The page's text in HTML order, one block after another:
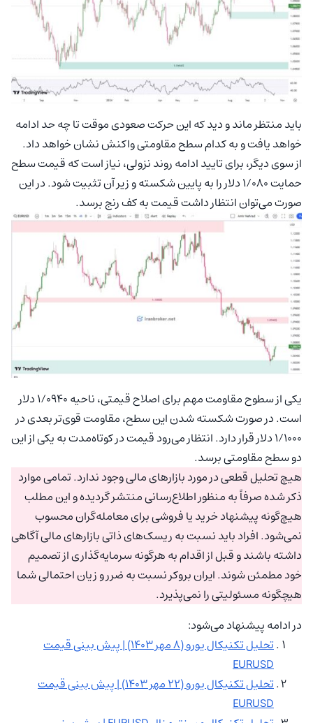
باید منتظر ماند و دید که این حرکت صعودی موقت تا چه حد ادامه
خواهد یافت و به کدام سطح مقاومتی واکنش نشان خواهد داد.
از سوی دیگر، برای تایید ادامه روند نزولی، نیاز است که قیمت سطح
حمایت ۱/۰۸۰ دلار را به پایین شکسته و زیر آن تثبیت شود. در این
صورت می‌توان انتظار داشت قیمت به کف رنج برسد.
یکی از سطوح مقاومت مهم برای اصلاح قیمتی، ناحیه ۱/۰۹۴۰ دلار
است. در صورت شکسته شدن این سطح، مقاومت قوی‌تر بعدی در
۱/۱۰۰۰ دلار قرار دارد. انتظار می‌رود قیمت در کوتاه‌مدت به یکی از این
دو سطح مقاومتی برسد.
هیچ تحلیل قطعی در مورد بازارهای مالی وجود ندارد. تمامی موارد
ذکر شده صرفاً به منظور اطلاع‌رسانی منتشر گردیده و این مطلب
هیچ‌گونه پیشنهاد خرید یا فروشی برای معامله‌گران محسوب
نمی‌شود. افراد باید نسبت به ریسک‌های ذاتی بازارهای مالی آگاهی
داشته باشند و قبل از اقدام به هرگونه سرمایه‌گذاری از تصمیم
خود مطمئن شوند. ایران بروکر نسبت به ضرر و زیان احتمالی شما
هیچگونه مسئولیتی را نمی‌پذیرد.
در ادامه پیشنهاد می‌شود:
تحلیل تکنیکال یورو (۸ مهر ۱۴۰۳) | پیش بینی قیمت
EURUSD
تحلیل تکنیکال یورو (۲۲ مهر ۱۴۰۳) | پیش بینی قیمت
EURUSD